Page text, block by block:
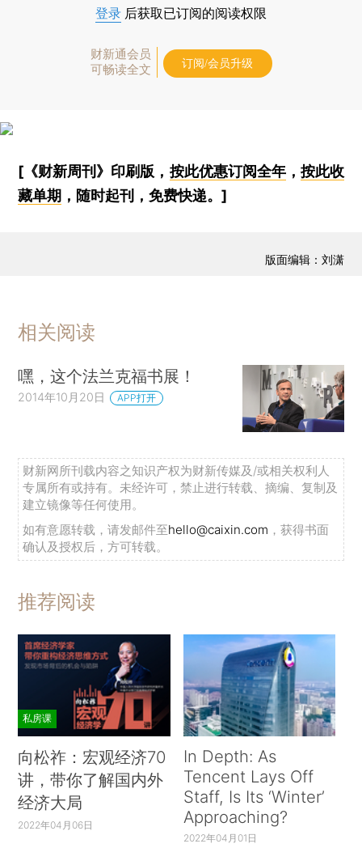
登录 后获取已订阅的阅读权限
财新通会员
可畅读全文
订阅/会员升级
[《财新周刊》印刷版， 按此优惠订阅全年， 按此收
藏单期 ，随时起刊，免费快递。]
版面编辑：刘潇
相关阅读
嘿，这个法兰克福书展！
2014年10月20日 APP打开
财新网所刊载内容之知识产权为财新传媒及/或相关权利人
专属所有或持有。未经许可，禁止进行转载、摘编、复制及
建立镜像等任何使用。
如有意愿转载，请发邮件至hello@caixin.com ，获得书面
确认及授权后，方可转载。
推荐阅读
私房课
向松祚：宏观经济70
讲，带你了解国内外
经济大局
2022年04月06日
In Depth: As
Tencent Lays Off
Staff, Is Its ‘Winter’
Approaching?
2022年04月01日